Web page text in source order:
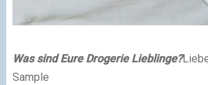
Was sind Eure Drogerie Lieblinge?
Sample